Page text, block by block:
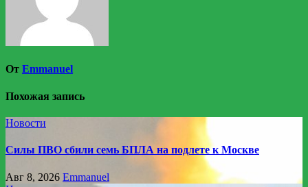
От Emmanuel
Похожая запись
Новости
Силы ПВО сбили семь БПЛА на подлете к Москве
Авг 8, 2026 Emmanuel